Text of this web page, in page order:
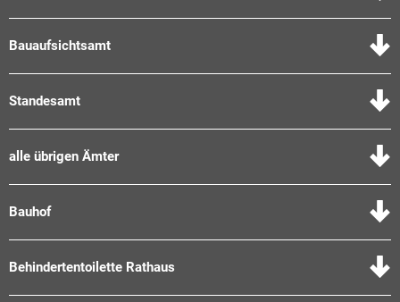
Bauaufsichtsamt
Standesamt
alle übrigen Ämter
Bauhof
Behindertentoilette Rathaus